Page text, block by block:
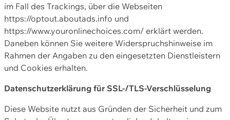
im Fall des Trackings, über die Webseiten
https://optout.aboutads.info und
https://www.youronlinechoices.com/ erklärt werden.
Daneben können Sie weitere Widerspruchshinweise im
Rahmen der Angaben zu den eingesetzten Dienstleistern
und Cookies erhalten.
Datenschutzerklärung für SSL-/TLS-Verschlüsselung
Diese Website nutzt aus Gründen der Sicherheit und zum